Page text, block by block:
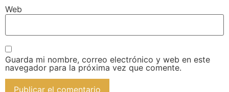
Web
Guarda mi nombre, correo electrónico y web en este
navegador para la próxima vez que comente.